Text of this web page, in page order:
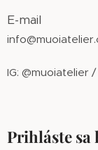
E-mail
IG: @muoiatelier
Prihláste